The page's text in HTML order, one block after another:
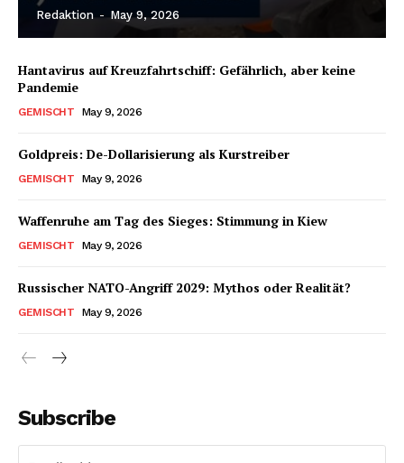
Redaktion - May 9, 2026
Hantavirus auf Kreuzfahrtschiff: Gefährlich, aber keine
Pandemie
GEMISCHT May 9, 2026
Goldpreis: De-Dollarisierung als Kurstreiber
GEMISCHT May 9, 2026
Waffenruhe am Tag des Sieges: Stimmung in Kiew
GEMISCHT May 9, 2026
Russischer NATO-Angriff 2029: Mythos oder Realität?
GEMISCHT May 9, 2026
Subscribe